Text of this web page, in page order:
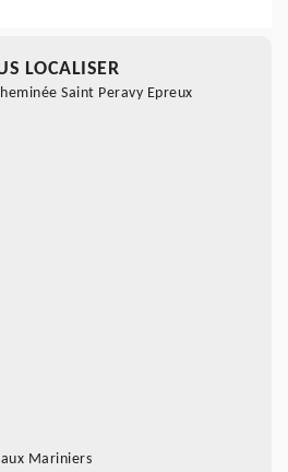
LOCALISER
Saint Peravy Epreux
aux Mariniers